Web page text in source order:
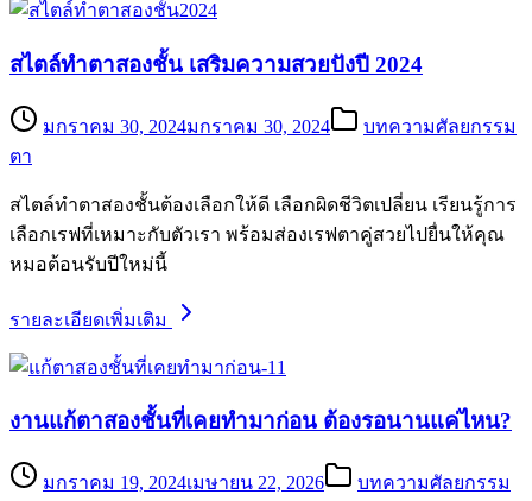
สไตล์ทำตาสองชั้น เสริมความสวยปังปี 2024
มกราคม 30, 2024มกราคม 30, 2024
บทความศัลยกรรม
ตา
สไตล์ทำตาสองชั้นต้องเลือกให้ดี เลือกผิดชีวิตเปลี่ยน เรียนรู้การ
เลือกเรฟที่เหมาะกับตัวเรา พร้อมส่องเรฟตาคู่สวยไปยื่นให้คุณ
หมอต้อนรับปีใหม่นี้
รายละเอียดเพิ่มเติม
งานแก้ตาสองชั้นที่เคยทำมาก่อน ต้องรอนานแค่ไหน?
มกราคม 19, 2024เมษายน 22, 2026
บทความศัลยกรรม